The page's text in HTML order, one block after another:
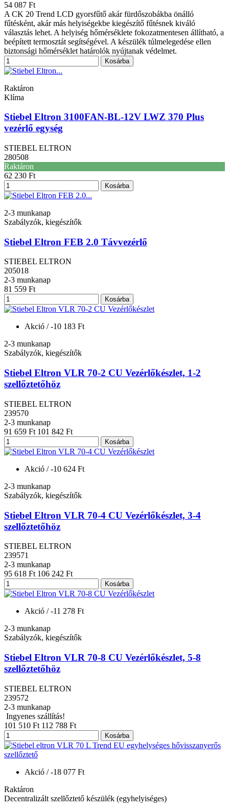
54 087 Ft
A CK 20 Trend LCD gyorsfűtő akár fürdőszobákba önálló
fűtésként, akár más helyiségekbe kiegészítő fűtésnek kiváló
választás lehet. A helyiség hőmérséklete fokozatmentesen állítható, a
beépített termosztát segítségével. A készülék túlmelegedése ellen
biztonsági hőmérséklet határolók nyújtanak védelmet.
Kosárba
Raktáron
Klíma
Stiebel Eltron 3100FAN-BL-12V LWZ 370 Plus
vezérlő egység
STIEBEL ELTRON
280508
Raktáron
62 230 Ft
Kosárba
2-3 munkanap
Szabályzók, kiegészítők
Stiebel Eltron FEB 2.0 Távvezérlő
STIEBEL ELTRON
205018
2-3 munkanap
81 559 Ft
Kosárba
Akció / -10 183 Ft
2-3 munkanap
Szabályzók, kiegészítők
Stiebel Eltron VLR 70-2 CU Vezérlőkészlet, 1-2
szellőztetőhöz
STIEBEL ELTRON
239570
2-3 munkanap
91 659 Ft 101 842 Ft
Kosárba
Akció / -10 624 Ft
2-3 munkanap
Szabályzók, kiegészítők
Stiebel Eltron VLR 70-4 CU Vezérlőkészlet, 3-4
szellőztetőhöz
STIEBEL ELTRON
239571
2-3 munkanap
95 618 Ft 106 242 Ft
Kosárba
Akció / -11 278 Ft
2-3 munkanap
Szabályzók, kiegészítők
Stiebel Eltron VLR 70-8 CU Vezérlőkészlet, 5-8
szellőztetőhöz
STIEBEL ELTRON
239572
2-3 munkanap
Ingyenes szállítás!
101 510 Ft 112 788 Ft
Kosárba
Akció / -18 077 Ft
Raktáron
Decentralizált szellőztető készülék (egyhelyiséges)